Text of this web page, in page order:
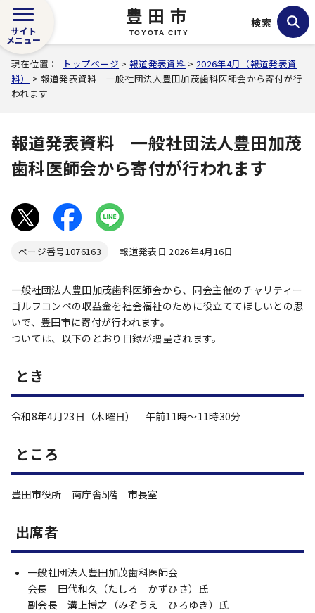
豊田市
TOYOTA CITY
サイト
メニュー
検索
現在位置： トップページ >報道発表資料 >2026年4月（報道発表資
料）
> 報道発表資料 一般社団法人豊田加茂歯科医師会から寄付が行
われます
報道発表資料 一般社団法人豊田加茂
歯科医師会から寄付が行われます
ページ番号1076163 報道発表日 2026年4月16日
一般社団法人豊田加茂歯科医師会から、同会主催のチャリティー
ゴルフコンペの収益金を社会福祉のために役立ててほしいとの思
いで、豊田市に寄付が行われます。
ついては、以下のとおり目録が贈呈されます。
とき
令和8年4月23日（木曜日） 午前11時～11時30分
ところ
豊田市役所 南庁舎5階 市長室
出席者
一般社団法人豊田加茂歯科医師会
会長 田代和久（たしろ かずひさ）氏
副会長 溝上博之（みぞうえ ひろゆき）氏